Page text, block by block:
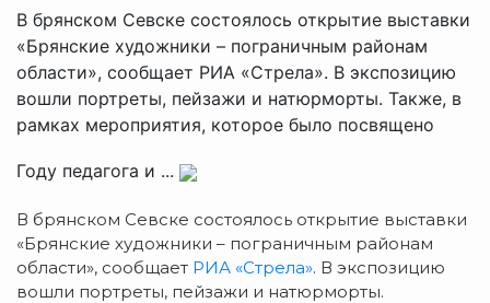
В брянском Севске состоялось открытие выставки
«Брянские художники – пограничным районам
области», сообщает РИА «Стрела». В экспозицию
вошли портреты, пейзажи и натюрморты. Также, в
рамках мероприятия, которое было посвящено
Году педагога и ...
В брянском Севске состоялось открытие выставки
«Брянские художники – пограничным районам
области», сообщает РИА «Стрела». В экспозицию
вошли портреты, пейзажи и натюрморты.